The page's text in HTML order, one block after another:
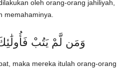
oleh orang-orang jahiliyah,
memahaminya.
وَمَن لَّمْ يَتُبْ
maka mereka itulah orang-orang